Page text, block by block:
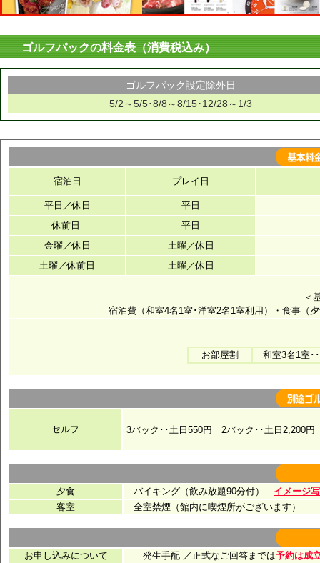
ゴルフパックの料金表（消費税込み）
ゴルフパック設定除外日
5/2～5/5･8/8～8/15･12/28～1/3